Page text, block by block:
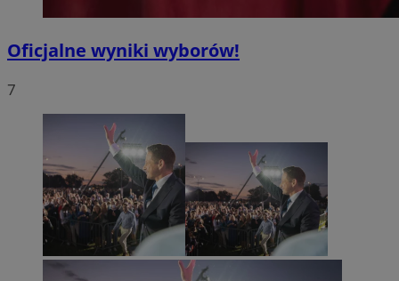
Oficjalne wyniki wyborów!
7